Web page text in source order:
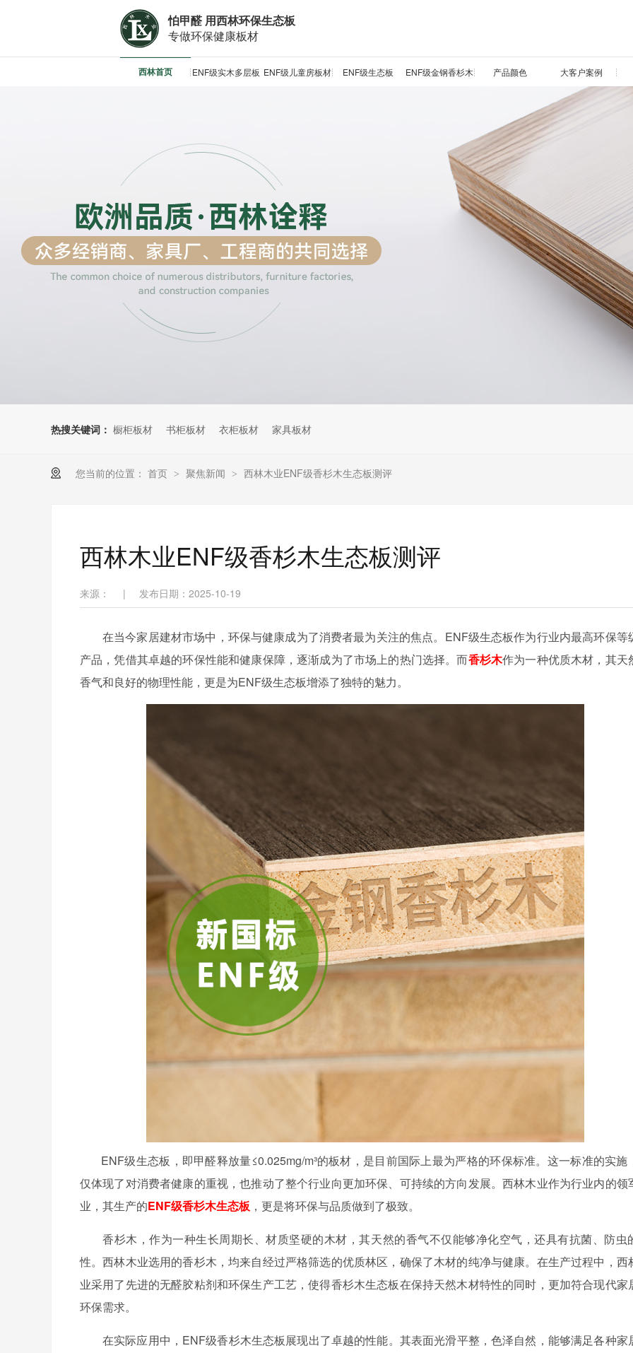
怕甲醛 用西林环保生态板
专做环保健康板材
西林首页 ENF级实木多层板 ENF级儿童房板材 ENF级生态板 ENF级金钢香杉木 产品颜色 大客户案例
热搜关键词： 橱柜板材 书柜板材 衣柜板材 家具板材
您当前的位置： 首页 > 聚焦新闻 > 西林木业ENF级香杉木生态板测评
西林木业ENF级香杉木生态板测评
来源： | 发布日期：2025-10-19
在当今家居建材市场中，环保与健康成为了消费者最为关注的焦点。ENF级生态板作为行业内最高环保等
产品，凭借其卓越的环保性能和健康保障，逐渐成为了市场上的热门选择。而香杉木作为一种优质木材，其天
香气和良好的物理性能，更是为ENF级生态板增添了独特的魅力。
ENF级生态板，即甲醛释放量≤0.025mg/m³的板材，是目前国际上最为严格的环保标准。这一标准的实施
仅体现了对消费者健康的重视，也推动了整个行业向更加环保、可持续的方向发展。西林木业作为行业内的领
业，其生产的ENF级香杉木生态板 ，更是将环保与品质做到了极致。
香杉木，作为一种生长周期长、材质坚硬的木材，其天然的香气不仅能够净化空气，还具有抗菌、防虫
性。西林木业选用的香杉木，均来自经过严格筛选的优质林区，确保了木材的纯净与健康。在生产过程中，西
业采用了先进的无醛胶粘剂和环保生产工艺，使得香杉木生态板在保持天然木材特性的同时，更加符合现代家
环保需求。
在实际应用中，ENF级香杉木生态板展现出了卓越的性能。其表面光滑平整，色泽自然，能够满足各种家